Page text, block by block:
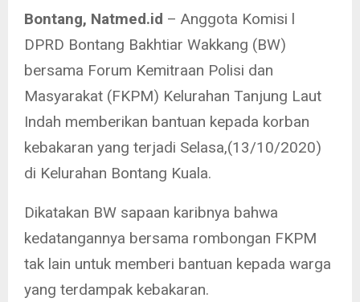
Bontang, Natmed.id – Anggota Komisi l
DPRD Bontang Bakhtiar Wakkang (BW)
bersama Forum Kemitraan Polisi dan
Masyarakat (FKPM) Kelurahan Tanjung Laut
Indah memberikan bantuan kepada korban
kebakaran yang terjadi Selasa,(13/10/2020)
di Kelurahan Bontang Kuala.
Dikatakan BW sapaan karibnya bahwa
kedatangannya bersama rombongan FKPM
tak lain untuk memberi bantuan kepada warga
yang terdampak kebakaran.